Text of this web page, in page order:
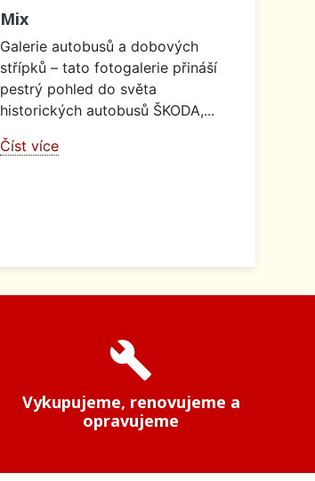
Mix
Galerie autobusů a dobových
střípků – tato fotogalerie přináší
pestrý pohled do světa
historických autobusů ŠKODA,...
Číst více
build
Vykupujeme, renovujeme a
opravujeme